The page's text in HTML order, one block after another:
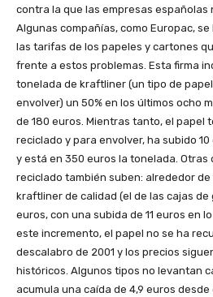
contra la que las empresas españolas
Algunas compañías, como Europac,
las tarifas de los papeles y cartones
frente a estos problemas. Esta firma
tonelada de kraftliner (un tipo de
envolver) un 50% en los últimos ocho
de 180 euros. Mientras tanto, el papel
reciclado y para envolver, ha subido
y está en 350 euros la tonelada. Otras
reciclado también suben: alrededor de
kraftliner de calidad (el de las cajas
euros, con una subida de 11 euros en
este incremento, el papel no se ha
descalabro de 2001 y los precios
históricos. Algunos tipos no levantan
acumula una caída de 4,9 euros desde